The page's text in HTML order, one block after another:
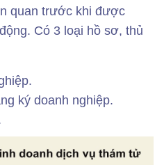
quan trước khi được
Có 3 loại hồ sơ, thủ
ký doanh nghiệp.